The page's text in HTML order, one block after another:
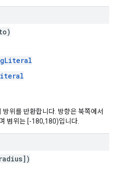
위를 반환합니다. 방향은 북쪽에서
범위는 [-180,180)입니다.